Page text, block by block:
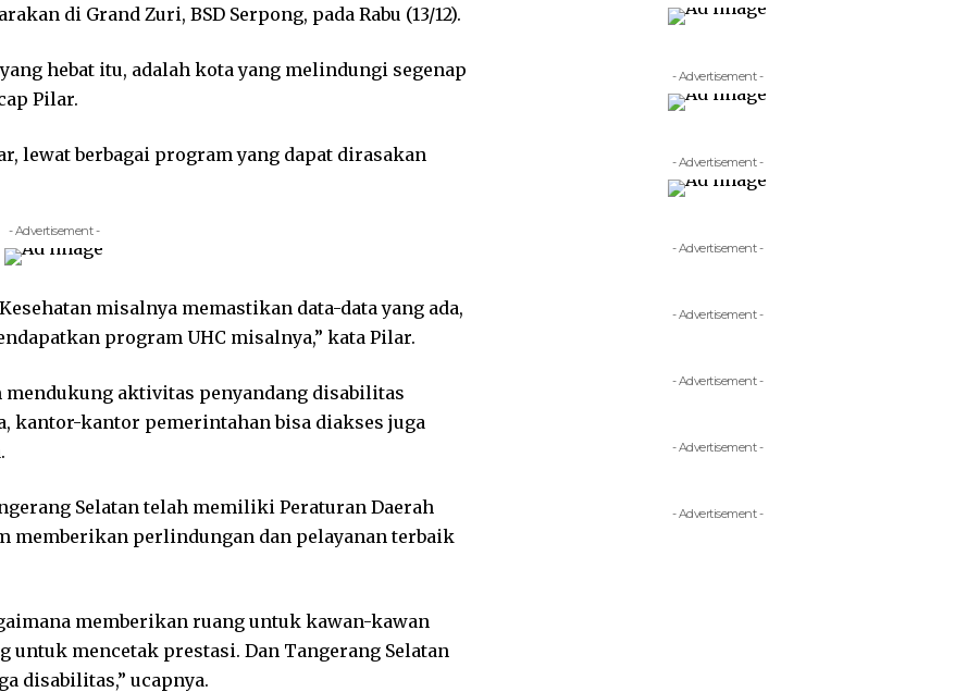
di Grand Zuri, BSD Serpong, pada Rabu (13/12).
hebat itu, adalah kota yang melindungi segenap
Pilar.
lewat berbagai program yang dapat dirasakan
- Advertisement -
misalnya memastikan data-data yang ada,
program UHC misalnya,” kata Pilar.
aktivitas penyandang disabilitas
kantor-kantor pemerintahan bisa diakses juga
Selatan telah memiliki Peraturan Daerah
memberikan perlindungan dan pelayanan terbaik
memberikan ruang untuk kawan-kawan
untuk mencetak prestasi. Dan Tangerang Selatan
disabilitas,” ucapnya.
- Advertisement -
- Advertisement -
- Advertisement -
- Advertisement -
- Advertisement -
- Advertisement -
- Advertisement -